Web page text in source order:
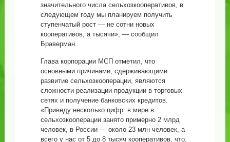
значительного числа сельхозкооперативов, в
следующем году мы планируем получить
ступенчатый рост — не сотни новых
кооперативов, а тысячи», — сообщил
Браверман.
Глава корпорации МСП отметил, что
основными причинами, сдерживающими
развитие сельхозкооперации, являются
сложности реализации продукции в торговых
сетях и получение банковских кредитов.
«Приведу несколько цифр: в мире в
сельхозкооперации занято примерно 2 млрд
человек, в России — около 23 млн человек, а
всего у нас от 5 до 8 тысяч кооперативов, что,